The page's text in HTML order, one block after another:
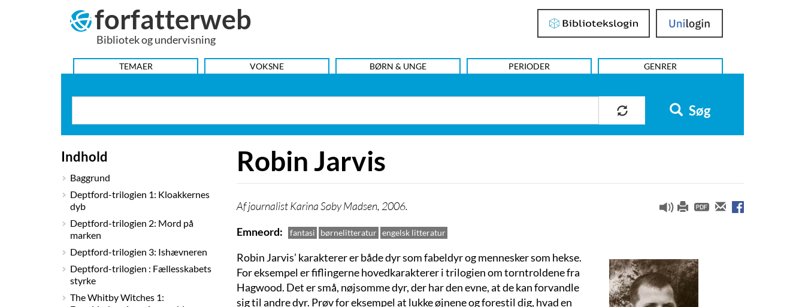
forfatterweb
Bibliotek og undervisning
Bibliotekslogin UniLogin
HOVEDMENU
TEMAER VOKSNE BØRN & UNGE PERIODER GENRER
Søg
Indhold
Baggrund
Deptford-trilogien 1: Kloakkernes
dyb
Deptford-trilogien 2: Mord på
marken
Deptford-trilogien 3: Ishævneren
Deptford-trilogien : Fællesskabets
styrke
The Whitby Witches 1:
Robin Jarvis
journalist Karina Søby Madsen, 2006.
Emneord
fantasi børnelitteratur engelsk litteratur
Robin Jarvis’ karakterer er både dyr som fabeldyr og mennesker som hekse.
For eksempel er fiflingerne hovedkarakterer i trilogien om torntroldene fra
Hagwood. Det er små, nøjsomme dyr, der har den evne, at de kan forvandle
sig til andre dyr. Prøv for eksempel at lukke øjnene og forestil dig, hvad en